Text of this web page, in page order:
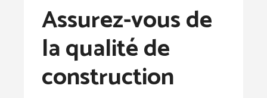
Assurez-vous de
la qualité de
construction